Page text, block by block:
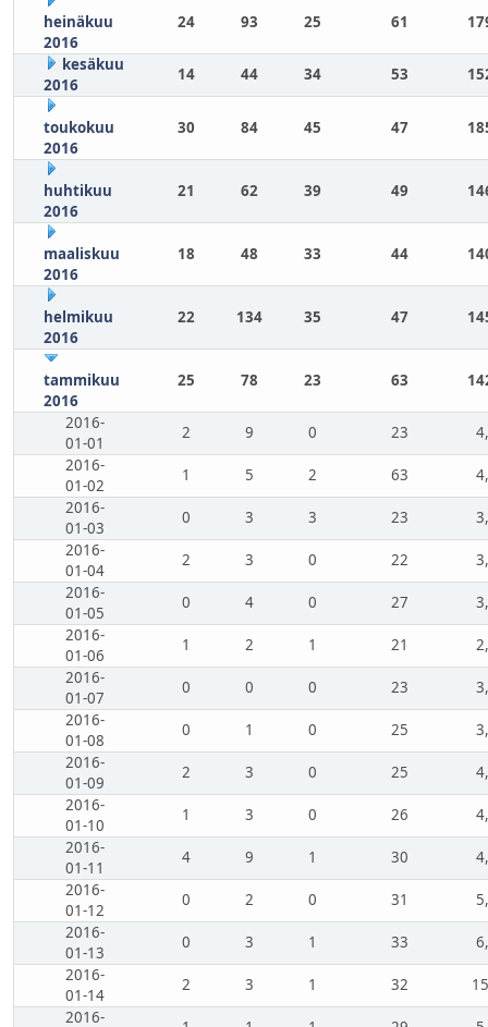
heinäkuu
2016
24 93 25 61
kesäkuu
2016
14 44 34 53
toukokuu
2016
30 84 45 47
huhtikuu
2016
21 62 39 49
maaliskuu
2016
18 48 33 44
helmikuu
2016
22 134 35 47
tammikuu
2016
25 78 23 63
2016-
01-01
2 9 0 23
2016-
01-02
1 5 2 63
2016-
01-03
0 3 3 23
2016-
01-04
2 3 0 22
2016-
01-05
0 4 0 27
2016-
01-06
1 2 1 21
2016-
01-07
0 0 0 23
2016-
01-08
0 1 0 25
2016-
01-09
2 3 0 25
2016-
01-10
1 3 0 26
2016-
01-11
4 9 1 30
2016-
01-12
0 2 0 31
2016-
01-13
0 3 1 33
2016-
01-14
2 3 1 32
2016-